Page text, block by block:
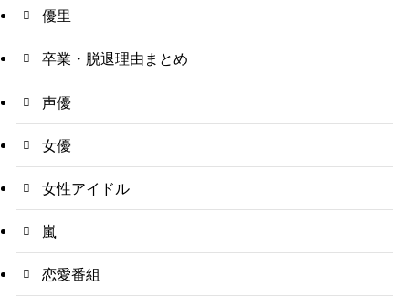
優里
卒業・脱退理由まとめ
声優
女優
女性アイドル
嵐
恋愛番組